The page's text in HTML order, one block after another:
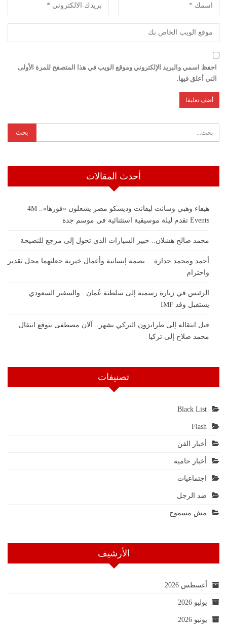
احفظ اسمي والبريد الإلكتروني وموقع الويب في هذا المتصفح للمرة الأولى
التي أعلق فيها.
أحدث المقالات
هيفاء وهبي وسانت ليفانت وديسكو مصر يشعلون «فورها».. 4M
Events تقدم ليلة موسيقية استثنائية في موسم جدة
محمد صالح هشلان.. خبير السيارات الذي تحول إلى مرجع للنصيحة
أحمد ومحمد حدارة… بصمة إنسانية وأعمال خيرية جعلتهما محل تقدير
واحترام
الرئيس في زيارة رسمية إلى سلطنة عُمان.. والسفير السعودي
يستقبل وفد IMF
قبل انتقاله إلى طرابزون التركي بشهر.. آلان مصطفى يتوقع انتقال
محمد صلاح إلى تركيا
تصنيفات
Black List
Flash
أخبار الفن
أخبار حامية
اجتماعيات
ضد الرجل
مش مسموح
الأرشيف
أغسطس 2026
يوليو 2026
يونيو 2026